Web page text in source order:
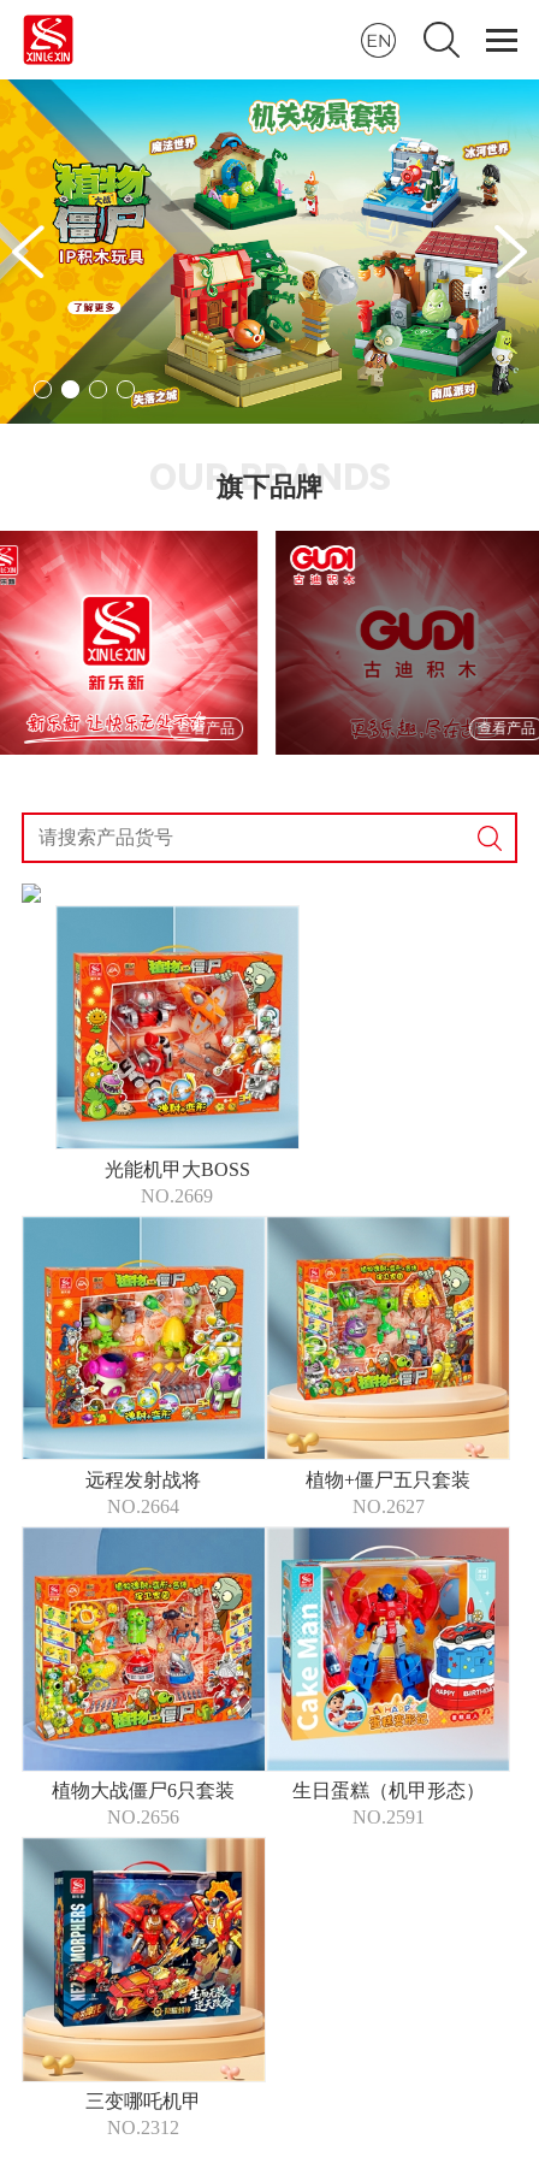
旗下品牌
OUR BRANDS
查看产品 查看产品
光能机甲大BOSS
NO.2669
远程发射战将
NO.2664
植物+僵尸五只套装
NO.2627
植物大战僵尸6只套装
NO.2656
生日蛋糕（机甲形态）
NO.2591
三变哪吒机甲
NO.2312